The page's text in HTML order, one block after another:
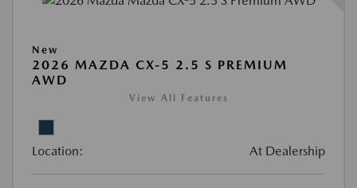
New
2026 MAZDA CX-5 2.5 S PREMIUM
AWD
View All Features
Location: At Dealership